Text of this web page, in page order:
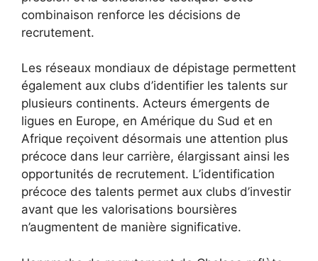
combinaison renforce les décisions de
recrutement.
Les réseaux mondiaux de dépistage permettent
également aux clubs d’identifier les talents sur
plusieurs continents. Acteurs émergents de
ligues en Europe, en Amérique du Sud et en
Afrique reçoivent désormais une attention plus
précoce dans leur carrière, élargissant ainsi les
opportunités de recrutement. L’identification
précoce des talents permet aux clubs d’investir
avant que les valorisations boursières
n’augmentent de manière significative.